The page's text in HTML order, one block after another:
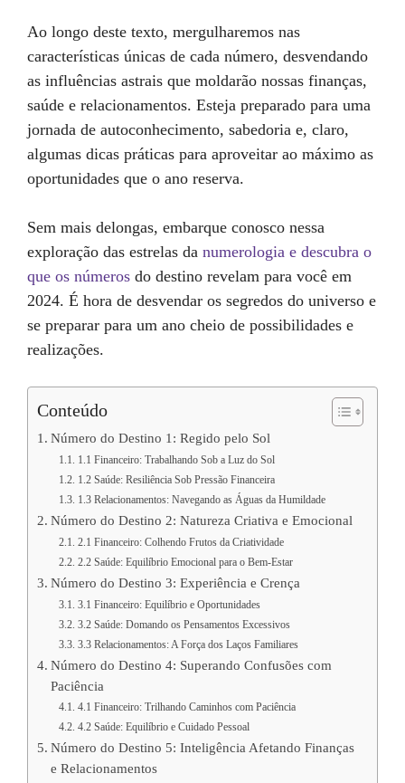
Ao longo deste texto, mergulharemos nas
características únicas de cada número, desvendando
as influências astrais que moldarão nossas finanças,
saúde e relacionamentos. Esteja preparado para uma
jornada de autoconhecimento, sabedoria e, claro,
algumas dicas práticas para aproveitar ao máximo as
oportunidades que o ano reserva.
Sem mais delongas, embarque conosco nessa
exploração das estrelas da numerologia e descubra o
que os números do destino revelam para você em
2024. É hora de desvendar os segredos do universo e
se preparar para um ano cheio de possibilidades e
realizações.
Conteúdo
Número do Destino 1: Regido pelo Sol
1.1 Financeiro: Trabalhando Sob a Luz do Sol
1.2 Saúde: Resiliência Sob Pressão Financeira
1.3 Relacionamentos: Navegando as Águas da Humildade
Número do Destino 2: Natureza Criativa e Emocional
2.1 Financeiro: Colhendo Frutos da Criatividade
2.2 Saúde: Equilíbrio Emocional para o Bem-Estar
Número do Destino 3: Experiência e Crença
3.1 Financeiro: Equilíbrio e Oportunidades
3.2 Saúde: Domando os Pensamentos Excessivos
3.3 Relacionamentos: A Força dos Laços Familiares
Número do Destino 4: Superando Confusões com
Paciência
4.1 Financeiro: Trilhando Caminhos com Paciência
4.2 Saúde: Equilíbrio e Cuidado Pessoal
Número do Destino 5: Inteligência Afetando Finanças
e Relacionamentos